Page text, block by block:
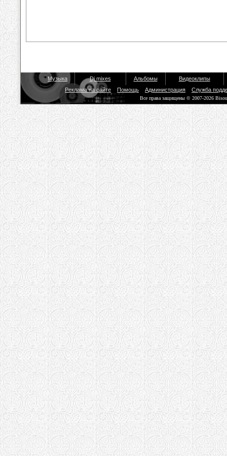
Музыка Dj mixes Альбомы
Видеоклипы
Реклама на сайте
Помощь Администрация Служба
Все права защищены © 2007-2026